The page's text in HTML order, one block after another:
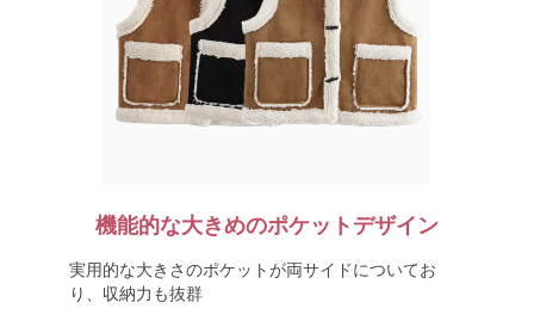
機能的な大きめのポケットデザイン
実用的な大きさのポケットが両サイドについてお
り、収納力も抜群